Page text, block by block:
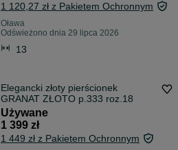
1 120,27 zł z Pakietem Ochronnym
Oława
Odświeżono dnia 29 lipca 2026
13
Elegancki złoty pierścionek
GRANAT ZŁOTO p.333 roz.18
Używane
1 399 zł
1 449 zł z Pakietem Ochronnym